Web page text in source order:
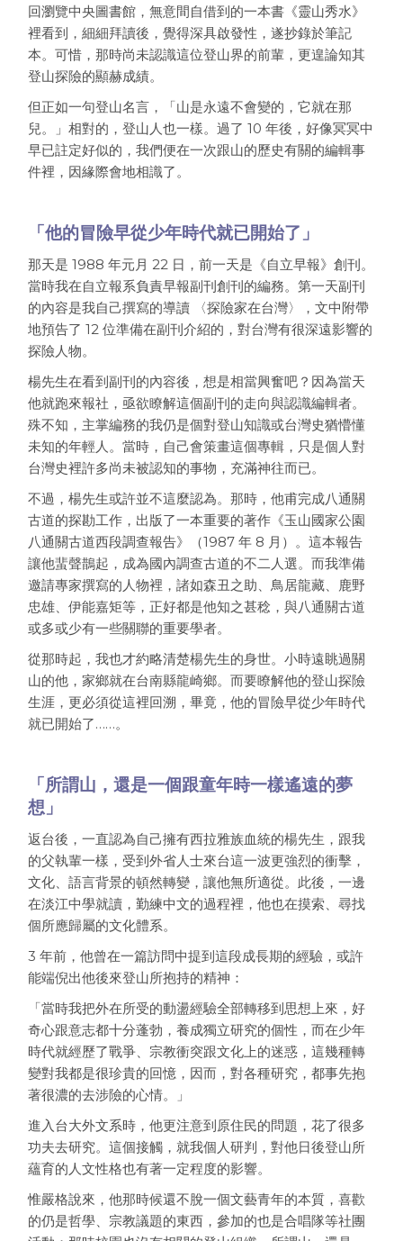
回瀏覽中央圖書館，無意間自借到的一本書《靈山秀水》
裡看到，細細拜讀後，覺得深具啟發性，遂抄錄於筆記
本。可惜，那時尚未認識這位登山界的前輩，更遑論知其
登山探險的顯赫成績。
但正如一句登山名言，「山是永遠不會變的，它就在那
兒。」相對的，登山人也一樣。過了 10 年後，好像冥冥中
早已註定好似的，我們便在一次跟山的歷史有關的編輯事
件裡，因緣際會地相識了。
「他的冒險早從少年時代就已開始了」
那天是 1988 年元月 22 日，前一天是《自立早報》創刊。
當時我在自立報系負責早報副刊創刊的編務。第一天副刊
的內容是我自己撰寫的導讀 〈探險家在台灣〉，文中附帶
地預告了 12 位準備在副刊介紹的，對台灣有很深遠影響的
探險人物。
楊先生在看到副刊的內容後，想是相當興奮吧？因為當天
他就跑來報社，亟欲瞭解這個副刊的走向與認識編輯者。
殊不知，主掌編務的我仍是個對登山知識或台灣史猶懵懂
未知的年輕人。當時，自己會策畫這個專輯，只是個人對
台灣史裡許多尚未被認知的事物，充滿神往而已。
不過，楊先生或許並不這麼認為。那時，他甫完成八通關
古道的探勘工作，出版了一本重要的著作《玉山國家公園
八通關古道西段調查報告》（1987 年 8 月）。這本報告
讓他蜚聲鵲起，成為國內調查古道的不二人選。而我準備
邀請專家撰寫的人物裡，諸如森丑之助、鳥居龍藏、鹿野
忠雄、伊能嘉矩等，正好都是他知之甚稔，與八通關古道
或多或少有一些關聯的重要學者。
從那時起，我也才約略清楚楊先生的身世。小時遠眺過關
山的他，家鄉就在台南縣龍崎鄉。而要瞭解他的登山探險
生涯，更必須從這裡回溯，畢竟，他的冒險早從少年時代
就已開始了……。
「所謂山，還是一個跟童年時一樣遙遠的夢
想」
返台後，一直認為自己擁有西拉雅族血統的楊先生，跟我
的父執輩一樣，受到外省人士來台這一波更強烈的衝擊，
文化、語言背景的頓然轉變，讓他無所適從。此後，一邊
在淡江中學就讀，勤練中文的過程裡，他也在摸索、尋找
個所應歸屬的文化體系。
3 年前，他曾在一篇訪問中提到這段成長期的經驗，或許
能端倪出他後來登山所抱持的精神：
「當時我把外在所受的動盪經驗全部轉移到思想上來，好
奇心跟意志都十分蓬勃，養成獨立研究的個性，而在少年
時代就經歷了戰爭、宗教衝突跟文化上的迷惑，這幾種轉
變對我都是很珍貴的回憶，因而，對各種研究，都事先抱
著很濃的去涉險的心情。」
進入台大外文系時，他更注意到原住民的問題，花了很多
功夫去研究。這個接觸，就我個人研判，對他日後登山所
蘊育的人文性格也有著一定程度的影響。
惟嚴格說來，他那時候還不脫一個文藝青年的本質，喜歡
的仍是哲學、宗教議題的東西，參加的也是合唱隊等社團